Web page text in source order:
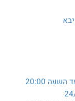
20:00